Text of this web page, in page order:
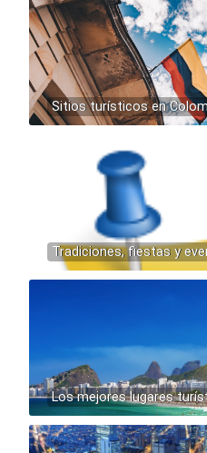
Sitios turísticos en
Tradiciones, fiestas y
Los mejores lugares